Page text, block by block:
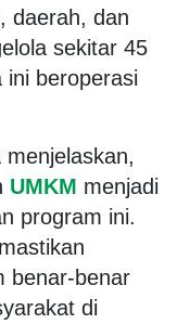
daerah, dan
sekitar 45
beroperasi
UMKM menjadi
program ini.
benar-benar
di